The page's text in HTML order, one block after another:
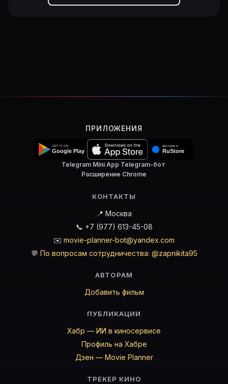
ПРИЛОЖЕНИЯ
Telegram Mini App·Telegram-бот·
Расширение Chrome
КОНТАКТЫ
📍 Москва
📞 +7 (977) 613-45-08
✉️ movie-planner-bot@yandex.com
💬 По вопросам сотрудничества: @zapnikita95
АВТОРАМ
Добавить фильм
ПУБЛИКАЦИИ
Хабр — ИИ в киносервисе
Профиль на Хабре
Дзен — Movie Planner
ТРЕКЕР КИНО